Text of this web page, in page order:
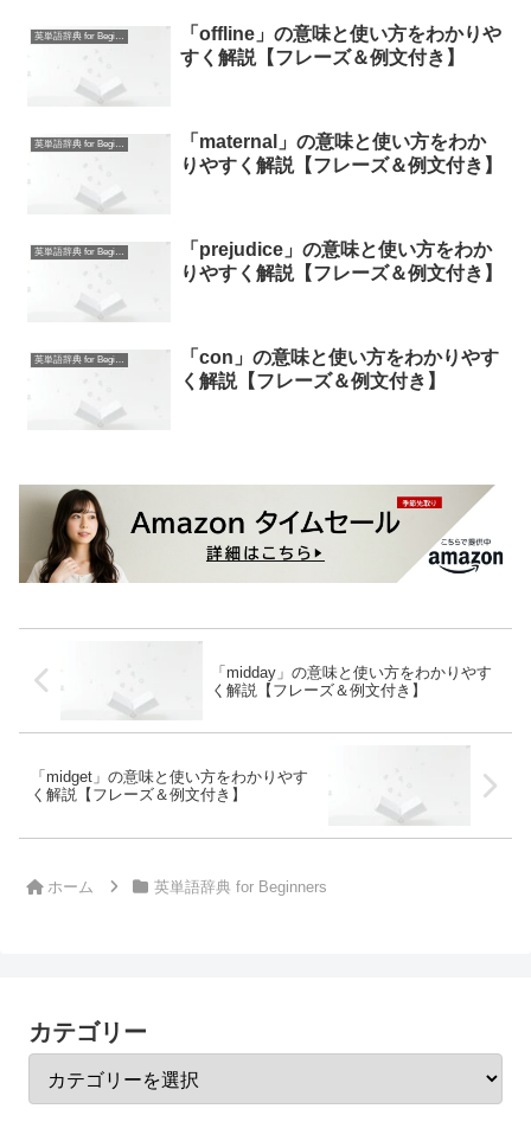
英単語辞典 for Beginners
「offline」の意味と使い方をわかりや
すく解説【フレーズ＆例文付き】
英単語辞典 for Beginners
「maternal」の意味と使い方をわか
りやすく解説【フレーズ＆例文付き】
英単語辞典 for Beginners
「prejudice」の意味と使い方をわか
りやすく解説【フレーズ＆例文付き】
英単語辞典 for Beginners
「con」の意味と使い方をわかりやす
く解説【フレーズ＆例文付き】
「midday」の意味と使い方をわかりやす
く解説【フレーズ＆例文付き】
「midget」の意味と使い方をわかりやす
く解説【フレーズ＆例文付き】
ホーム 英単語辞典 for Beginners
カテゴリー